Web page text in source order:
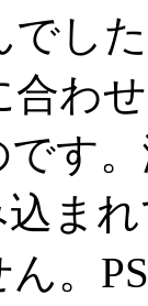
し
合わ
す
ま
。